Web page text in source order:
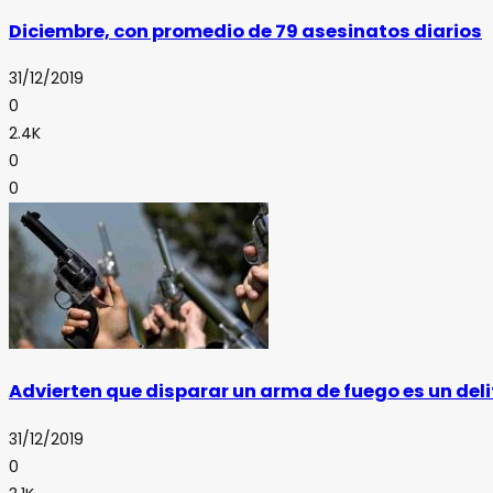
Diciembre, con promedio de 79 asesinatos diarios
31/12/2019
0
2.4K
0
0
Advierten que disparar un arma de fuego es un
31/12/2019
0